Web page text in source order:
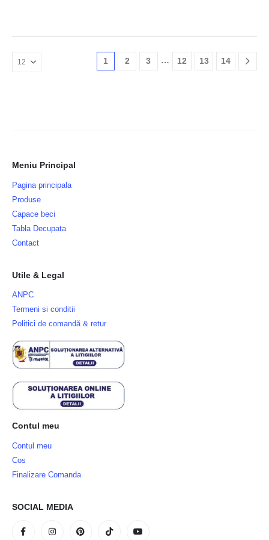
1 2 3 … 12 13 14
Meniu Principal
Pagina principala
Produse
Capace beci
Tabla Decupata
Contact
Utile & Legal
ANPC
Termeni si conditii
Politici de comandă & retur
Contul meu
Contul meu
Cos
Finalizare Comanda
SOCIAL MEDIA